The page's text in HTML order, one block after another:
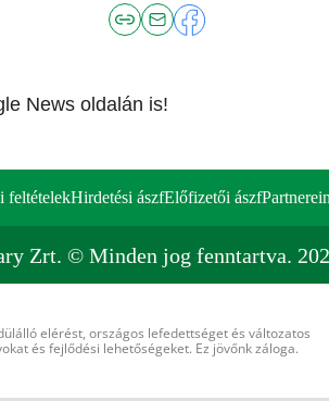
News oldalán is!
feltételekHirdetési ászfElőfizetői ászf
Zrt. © Minden jog fenntartva.
elérést, országos lefedettséget és változatos
és fejlődési lehetőségeket. Ez jövőnk záloga.